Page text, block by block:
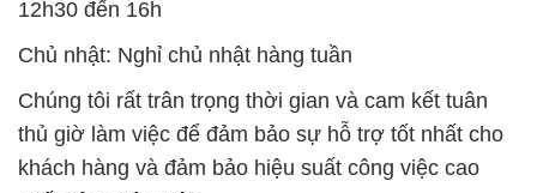
khách hàng và đảm bảo hiệu suất công việc cao
nhất của nhân viên.
BẢN ĐỒ MAP TẠI CÔNG TY HÓA CHẤT ĐẮC
TRƯỜNG PHÁT
ĐỊA CHỈ: 1229C Quốc lộ 1A, Phường Bình Trị